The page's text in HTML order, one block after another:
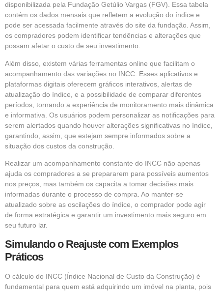
disponibilizada pela Fundação Getúlio Vargas (FGV). Essa tabela
contém os dados mensais que refletem a evolução do índice e
pode ser acessada facilmente através do site da fundação. Assim,
os compradores podem identificar tendências e alterações que
possam afetar o custo de seu investimento.
Além disso, existem várias ferramentas online que facilitam o
acompanhamento das variações no INCC. Esses aplicativos e
plataformas digitais oferecem gráficos interativos, alertas de
atualização do índice, e a possibilidade de comparar diferentes
períodos, tornando a experiência de monitoramento mais dinâmica
e informativa. Os usuários podem personalizar as notificações para
serem alertados quando houver alterações significativas no índice,
garantindo, assim, que estejam sempre informados sobre a
situação dos custos da construção.
Realizar um acompanhamento constante do INCC não apenas
ajuda os compradores a se prepararem para possíveis aumentos
nos preços, mas também os capacita a tomar decisões mais
informadas durante o processo de compra. Ao manter-se
atualizado sobre as oscilações do índice, o comprador pode agir
de forma estratégica e garantir um investimento mais seguro em
seu futuro lar.
Simulando o Reajuste com Exemplos
Práticos
O cálculo do INCC (Índice Nacional de Custo da Construção) é
fundamental para quem está adquirindo um imóvel na planta, pois